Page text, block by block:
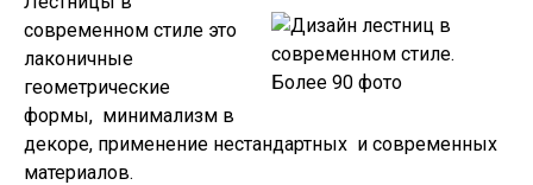
современном стиле это
лаконичные
геометрические
формы, минимализм в
декоре, применение нестандартных и современных
материалов.